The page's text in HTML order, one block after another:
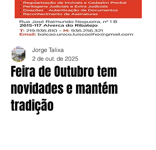
Feira de Outubro tem
novidades e mantém
tradição
Jorge Talixa
2 de out. de 2025